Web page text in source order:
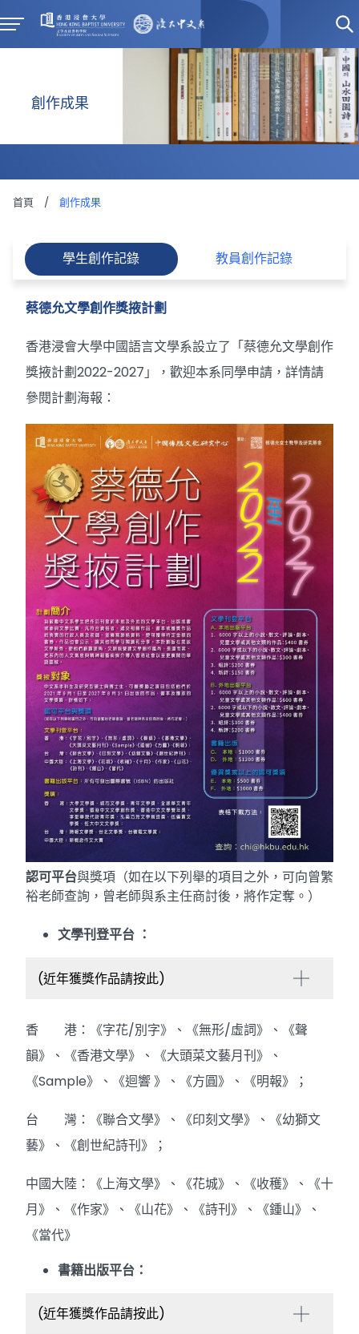
創作成果
首頁 / 創作成果
學生創作記錄 教員創作記錄
蔡德允文學創作獎掖計劃
香港浸會大學中國語言文學系設立了「蔡德允文學創作
獎掖計劃2022-2027」，歡迎本系同學申請，詳情請
參閱計劃海報：
認可平台與獎項（如在以下列舉的項目之外，可向曾繁
裕老師查詢，曾老師與系主任商討後，將作定奪。）
文學刊登平台 ：
(近年獲獎作品請按此)
香 港：《字花/別字》、《無形/虛詞》、《聲
韻》、《香港文學》、《大頭菜文藝月刊》、
《Sample》、《迴響 》、《方圓》、《明報》；
台 灣：《聯合文學》、《印刻文學》、《幼獅文
藝》、《創世紀詩刊》；
中國大陸：《上海文學》、《花城》、《收穫》、《十
月》、《作家》、《山花》、《詩刊》、《鍾山》、
《當代》
書籍出版平台：
(近年獲獎作品請按此)